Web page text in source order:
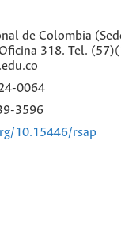
de Colombia
318. Tel.
0064
3596
10.15446/rsap